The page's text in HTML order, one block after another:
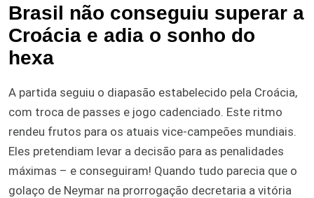
Brasil não conseguiu superar a
Croácia e adia o sonho do
hexa
A partida seguiu o diapasão estabelecido pela Croácia,
com troca de passes e jogo cadenciado. Este ritmo
rendeu frutos para os atuais vice-campeões mundiais.
Eles pretendiam levar a decisão para as penalidades
máximas – e conseguiram! Quando tudo parecia que o
golaço de Neymar na prorrogação decretaria a vitória